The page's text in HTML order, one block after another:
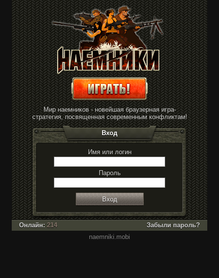
Мир наемников - новейшая браузерная игра-
стратегия, посвященная современным конфликтам!
Вход
Имя или логин
Пароль
Онлайн: 214
Забыли пароль?
naemniki.mobi